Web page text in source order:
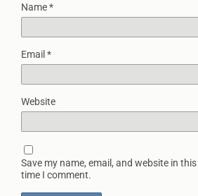
Name*
Email *
Website
Save my name, email, and website in
time I comment.